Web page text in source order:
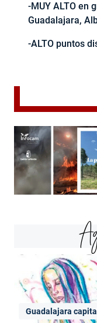
-MUY ALTO en
Guadalajara,
-ALTO puntos
Guadalajara capital